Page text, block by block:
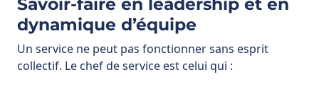
impulse une culture commune (qualité, sécurité,
respect),
valorise les réussites et encourage son équipe,